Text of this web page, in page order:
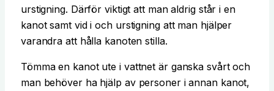
urstigning. Därför viktigt att man aldrig står i en
kanot samt vid i och urstigning att man hjälper
varandra att hålla kanoten stilla.
Tömma en kanot ute i vattnet är ganska svårt och
man behöver ha hjälp av personer i annan kanot,